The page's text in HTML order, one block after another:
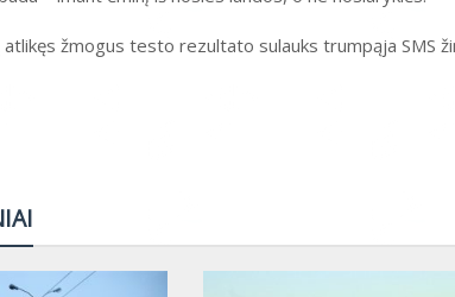
žmogus testo rezultato sulauks trumpąja SMS